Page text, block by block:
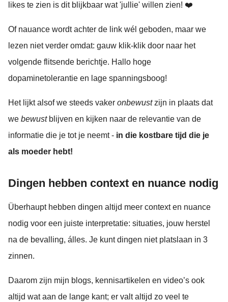
likes te zien is dit blijkbaar wat 'jullie' willen zien! ❤️
Of nauance wordt achter de link wél geboden, maar we
lezen niet verder omdat: gauw klik-klik door naar het
volgende flitsende berichtje. Hallo hoge
dopaminetolerantie en lage spanningsboog!
Het lijkt alsof we steeds vaker onbewustzijn in plaats dat
we bewustblijven en kijken naar de relevantie van de
informatie die je tot je neemt - in die kostbare tijd die je
als moeder hebt!
Dingen hebben context en nuance nodig
Überhaupt hebben dingen altijd meer context en nuance
nodig voor een juiste interpretatie: situaties, jouw herstel
na de bevalling, álles. Je kunt dingen niet platslaan in 3
zinnen.
Daarom zijn mijn blogs, kennisartikelen en video’s ook
altijd wat aan de lange kant; er valt altijd zo veel te